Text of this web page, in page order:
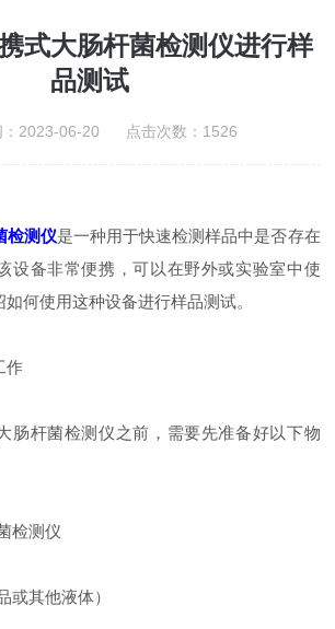
式大肠杆菌检测仪进行样
品测试
：2023-06-20 点击次数：1526
检测仪是一种用于快速检测样品中是否存在
设备非常便携，可以在野外或实验室中使
何使用这种设备进行样品测试。
作
杆菌检测仪之前，需要先准备好以下物
检测仪
其他液体）